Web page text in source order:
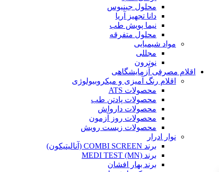
محلول جینیوس
دانا تجهیز آریا
نیما پویش طب
محلول متفرقه
مواد شیمیایی
مجللی
نوترون
اقلام مصرفی آزمایشگاهی
اقلام رنگ آمیزی و میکروبیولوژی
محصولات ATS
محصولات پادتن طب
محصولات دارواش
محصولات روز آزمون
محصولات زیست رویش
نوار ادرار
برند COMBI SCREEN (آنالیتیکون)
برند MEDI TEST (MN)
برند بهار افشان